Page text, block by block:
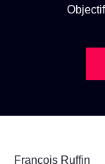
François Ruffin